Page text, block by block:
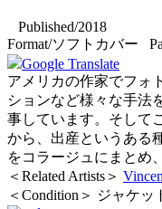
Published/2018
Format/ソフトカバー
Google Translate
アメリカの作家でフォ
ションなど様々な手法
事しています。そして
から、出産というある
をコラージュにまとめ
＜Related Artists＞
＜Condition＞ ジャケ